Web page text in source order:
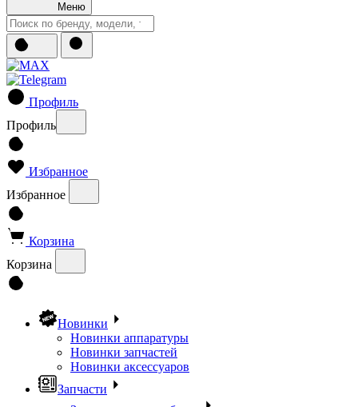
Меню
Профиль
Профиль
Избранное
Избранное
Корзина
Корзина
Новинки
Новинки аппаратуры
Новинки запчастей
Новинки аксессуаров
Запчасти